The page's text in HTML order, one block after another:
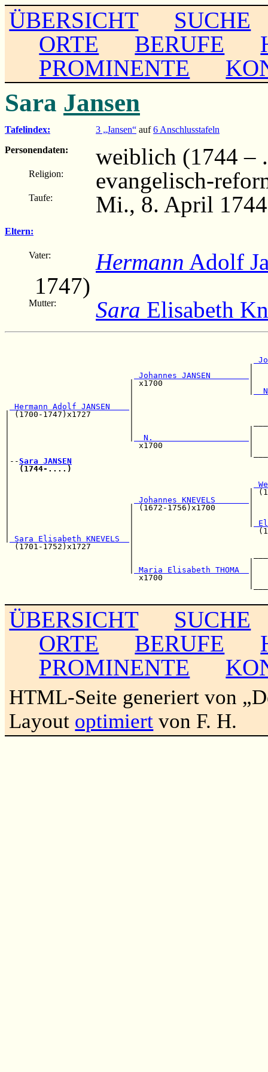
ÜBERSICHT
SUCHE
ORTE
BERUFE
PROMINENTE
Sara Jansen
Tafelindex: 3 „Jansen“ auf6 Anschlusstafeln
Personendaten:
weiblich (1744 –
Religion: evangelisch-
Taufe: Mi., 8. April
Eltern:
Vater: Hermann Adolf
1747)
Mutter: Sara Elisabeth
Johannes JANSEN
| x1700
Hermann Adolf JANSEN
| (1700-1747)x1727        |
|                         |
  N.
|                           x1700
|--Sara JANSEN
(1744-....)
|
Johannes KNEVELS
|                         | (1672-
|                         |
Sara Elisabeth KNEVELS
(1701-1752)x1727        |
|
Maria Elisabeth THOMA
x1700
ÜBERSICHT
SUCHE
ORTE
BERUFE
PROMINENTE
HTML-Seite generiert von
Layout optimiert von F. H.